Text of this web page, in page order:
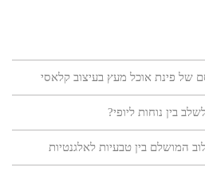
פינת אוכל מעץ בעיצוב קלאסי
בין נוחות ליופי?
המושלם בין טבעיות לאלגנטיות